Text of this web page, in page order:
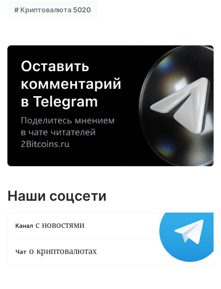
# Криптовалюта 5020
Наши соцсети
Канал с новостями
Чат о криптовалютах